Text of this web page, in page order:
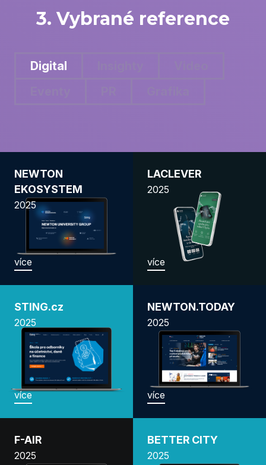
3. Vybrané reference
Digital
NEWTON
EKOSYSTEM
2025
více
LACLEVER
2025
více
STING.cz
2025
více
NEWTON.TODAY
2025
více
F-AIR
2025
BETTER CITY
2025